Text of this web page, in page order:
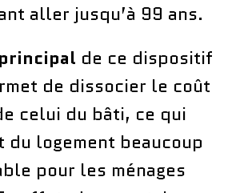
aller jusqu’à 99 ans.
de ce dispositif
de dissocier le coût
celui du bâti, ce qui
du logement beaucoup
pour les ménages